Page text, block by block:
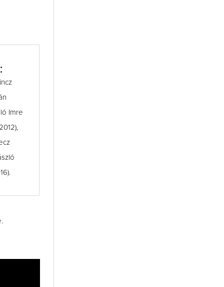
Imre